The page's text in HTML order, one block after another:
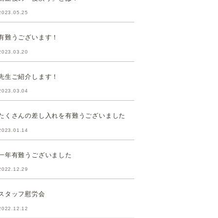
難うございます！
生ご紹介します！
くさんの差し入れを有難うございました
年有難うございました
タッフ慰労会